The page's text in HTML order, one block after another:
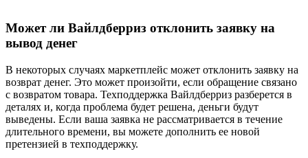
Может ли Вайлдберриз отклонить заявку на
вывод денег
В некоторых случаях маркетплейс может отклонить заявку на
возврат денег. Это может произойти, если обращение связано
с возвратом товара. Техподдержка Вайлдберриз разберется в
деталях и, когда проблема будет решена, деньги будут
выведены. Если ваша заявка не рассматривается в течение
длительного времени, вы можете дополнить ее новой
претензией в техподдержку.